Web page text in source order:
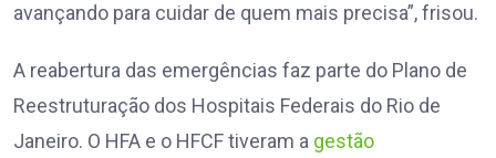
avançando para cuidar de quem mais precisa”, frisou.
A reabertura das emergências faz parte do Plano de
Reestruturação dos Hospitais Federais do Rio de
Janeiro. O HFA e o HFCF tiveram a gestão